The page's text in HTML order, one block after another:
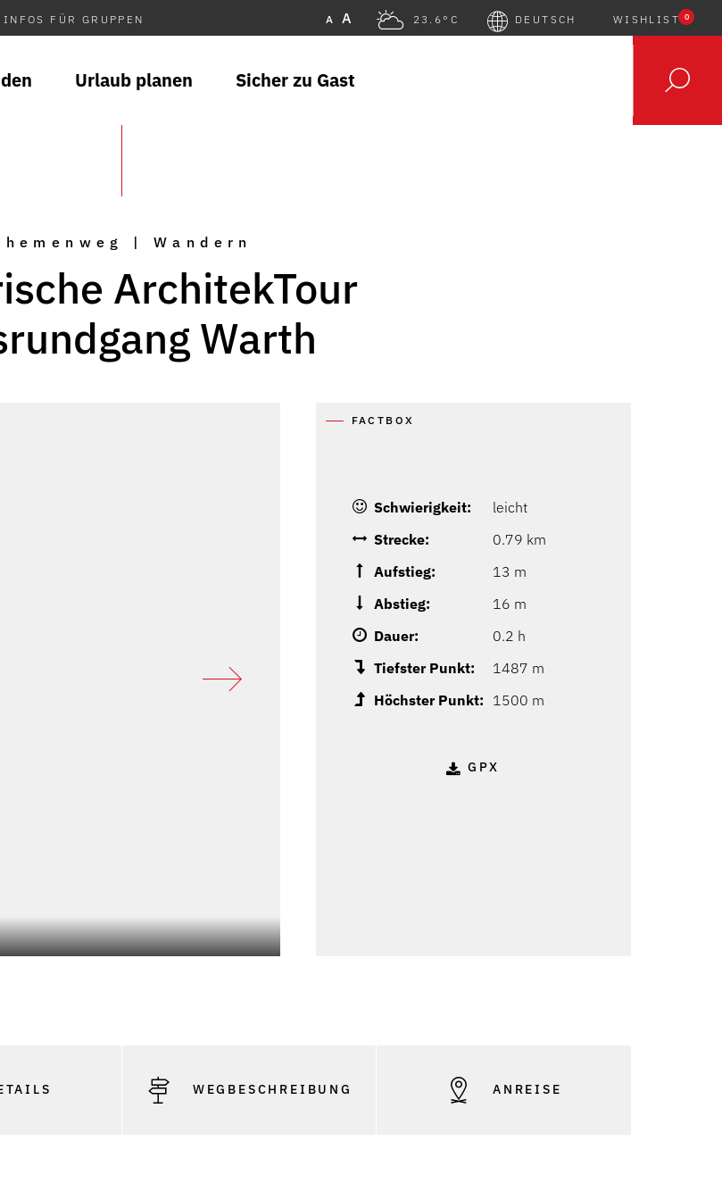
INFOS FÜR GRUPPEN A A 23.6°C DEUTSCH WISHLIST 0
Urlaub planen Sicher zu Gast
| Wandern
ArchitekTour
Warth
FACTBOX
Schwierigkeit:
leicht
Strecke:
0.79 km
Aufstieg:
13 m
Abstieg:
16 m
Dauer:
0.2 h
Tiefster Punkt:
1487 m
Höchster Punkt: 1500 m
GPX
WEGBESCHREIBUNG ANREISE